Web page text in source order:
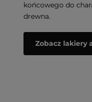
końcowego do
drewna.
Zobacz lakiery